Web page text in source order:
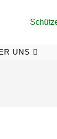
UNS